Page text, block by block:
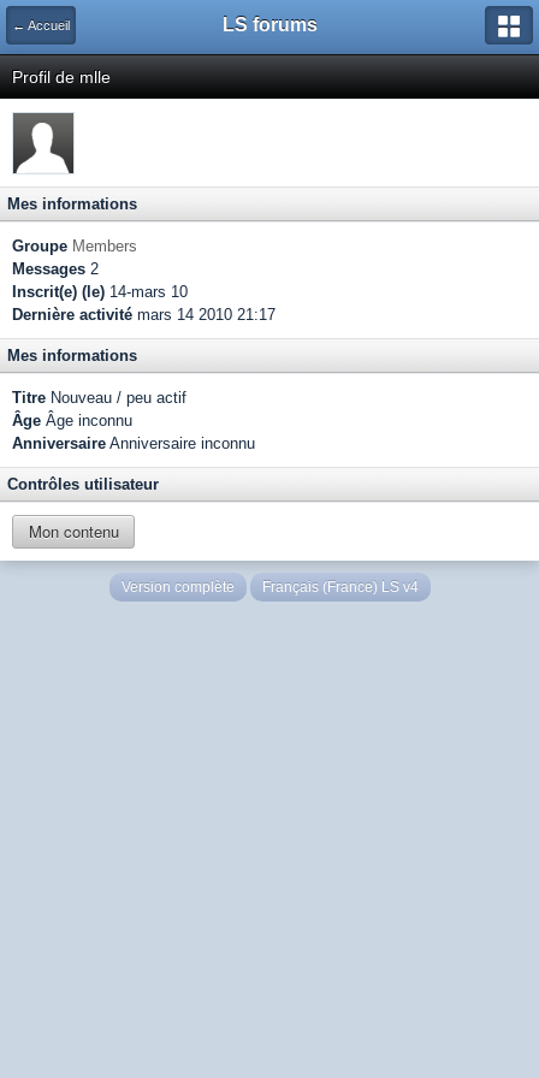
← Accueil LS forums
Profil de mlle
Mes informations
Groupe Members
Messages 2
Inscrit(e) (le) 14-mars 10
Dernière activité mars 14 2010 21:17
Mes informations
Titre Nouveau / peu actif
Âge Âge inconnu
Anniversaire Anniversaire inconnu
Contrôles utilisateur
Mon contenu
Version complète Français (France) LS v4